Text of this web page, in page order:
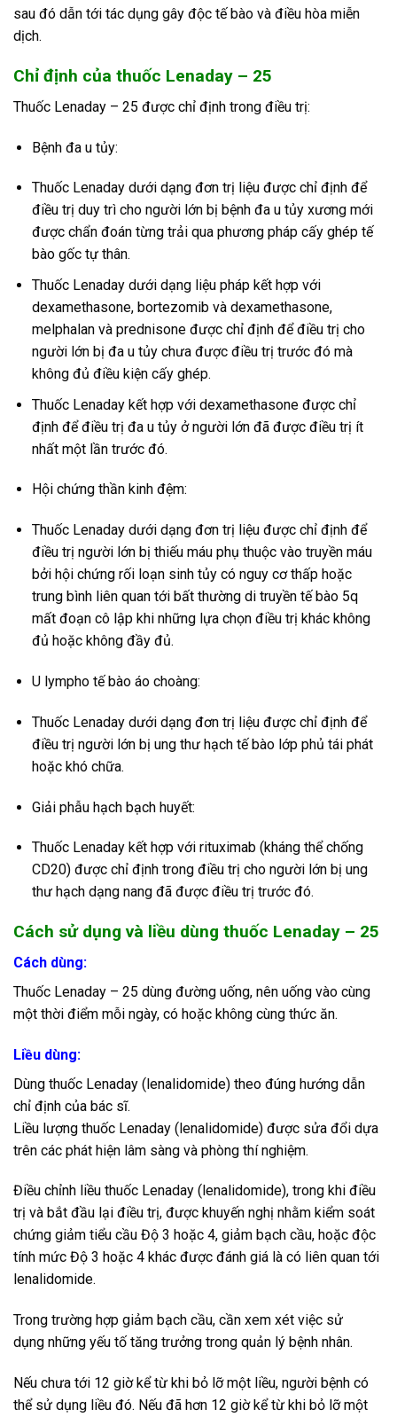
sau đó dẫn tới tác dụng gây độc tế bào và điều hòa miễn
dịch.
Chỉ định của thuốc Lenaday – 25
Thuốc Lenaday – 25 được chỉ định trong điều trị:
Bệnh đa u tủy:
Thuốc Lenaday dưới dạng đơn trị liệu được chỉ định để
điều trị duy trì cho người lớn bị bệnh đa u tủy xương mới
được chẩn đoán từng trải qua phương pháp cấy ghép tế
bào gốc tự thân.
Thuốc Lenaday dưới dạng liệu pháp kết hợp với
dexamethasone, bortezomib và dexamethasone,
melphalan và prednisone được chỉ định để điều trị cho
người lớn bị đa u tủy chưa được điều trị trước đó mà
không đủ điều kiện cấy ghép.
Thuốc Lenaday kết hợp với dexamethasone được chỉ
định để điều trị đa u tủy ở người lớn đã được điều trị ít
nhất một lần trước đó.
Hội chứng thần kinh đệm:
Thuốc Lenaday dưới dạng đơn trị liệu được chỉ định để
điều trị người lớn bị thiếu máu phụ thuộc vào truyền máu
bởi hội chứng rối loạn sinh tủy có nguy cơ thấp hoặc
trung bình liên quan tới bất thường di truyền tế bào 5q
mất đoạn cô lập khi những lựa chọn điều trị khác không
đủ hoặc không đầy đủ.
U lympho tế bào áo choàng:
Thuốc Lenaday dưới dạng đơn trị liệu được chỉ định để
điều trị người lớn bị ung thư hạch tế bào lớp phủ tái phát
hoặc khó chữa.
Giải phẫu hạch bạch huyết:
Thuốc Lenaday kết hợp với rituximab (kháng thể chống
CD20) được chỉ định trong điều trị cho người lớn bị ung
thư hạch dạng nang đã được điều trị trước đó.
Cách sử dụng và liều dùng thuốc Lenaday – 25
Cách dùng:
Thuốc Lenaday – 25 dùng đường uống, nên uống vào cùng
một thời điểm mỗi ngày, có hoặc không cùng thức ăn.
Liều dùng:
Dùng thuốc Lenaday (lenalidomide) theo đúng hướng dẫn
chỉ định của bác sĩ.
Liều lượng thuốc Lenaday (lenalidomide) được sửa đổi dựa
trên các phát hiện lâm sàng và phòng thí nghiệm.
Điều chỉnh liều thuốc Lenaday (lenalidomide), trong khi điều
trị và bắt đầu lại điều trị, được khuyến nghị nhằm kiểm soát
chứng giảm tiểu cầu Độ 3 hoặc 4, giảm bạch cầu, hoặc độc
tính mức Độ 3 hoặc 4 khác được đánh giá là có liên quan tới
lenalidomide.
Trong trường hợp giảm bạch cầu, cần xem xét việc sử
dụng những yếu tố tăng trưởng trong quản lý bệnh nhân.
Nếu chưa tới 12 giờ kể từ khi bỏ lỡ một liều, người bệnh có
thể sử dụng liều đó. Nếu đã hơn 12 giờ kể từ khi bỏ lỡ một